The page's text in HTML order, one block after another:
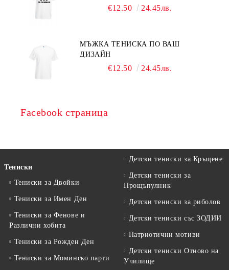
€12.50 24.45лв.
МЪЖКА ТЕНИСКА ПО ВАШ
ДИЗАЙН
€12.50 24.45лв.
Facebook страница
Тениски
Тениски за Двойки
Тениски за Имен Ден
Тениски за Фенове и
Различни хобита
Тениски за Рожден Ден
Тениски за Mоминско парти
Детски тениски за Кръщене
Детски тениски за
Прощъпулник
Детски тениски за риболов
Детски тениски със ЗОДИИ
Патриотични мотиви
Детски тениски Отново на
Училище